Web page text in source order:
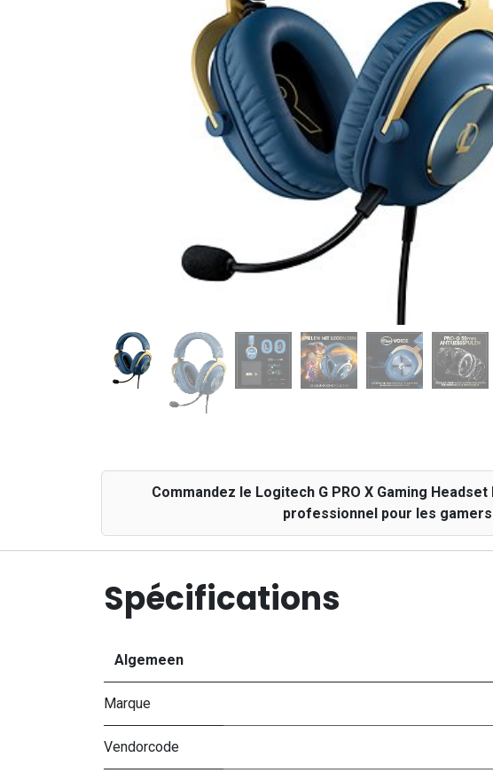
Commandez le Logitech G PRO X Gaming
professionnel pour les
Spécifications
Algemeen
Marque
Vendorcode